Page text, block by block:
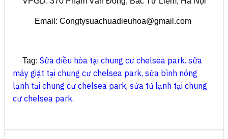
Email: Congtysuachuadieuhoa@gmail.com
Tag: Sửa điều hòa tại chung cư chelsea park. sửa
máy giặt tại chung cư chelsea park, sửa bình nóng
lạnh tại chung cư chelsea park, sửa tủ lạnh tại chung
cư chelsea park.